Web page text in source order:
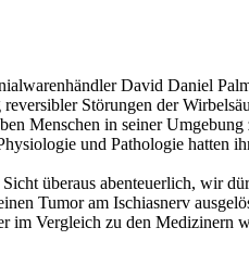
David Daniel
Störungen der
Menschen in seiner
und Pathologie hatten
überaus abenteuerlich, wir
Tumor am Ischiasnerv
im Vergleich zu den Medizinern